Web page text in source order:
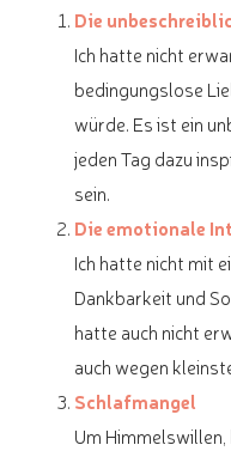
Die
Ich hatte nicht
bedingungslose
würde. Es ist ein
jeden Tag dazu
sein.
Die emotionale
Ich hatte nicht mit
Dankbarkeit und
hatte auch nicht
auch wegen
Schlafmangel
Um